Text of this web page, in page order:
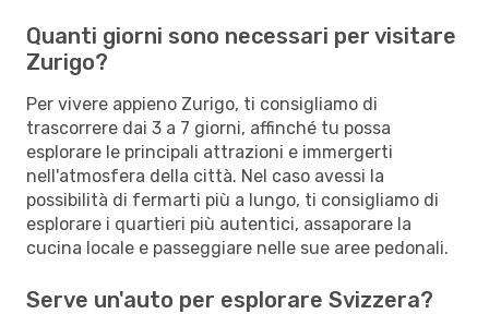
Quanti giorni sono necessari per visitare
Zurigo?
Per vivere appieno Zurigo, ti consigliamo di
trascorrere dai 3 a 7 giorni, affinché tu possa
esplorare le principali attrazioni e immergerti
nell'atmosfera della città. Nel caso avessi la
possibilità di fermarti più a lungo, ti consigliamo di
esplorare i quartieri più autentici, assaporare la
cucina locale e passeggiare nelle sue aree pedonali.
Serve un'auto per esplorare Svizzera?